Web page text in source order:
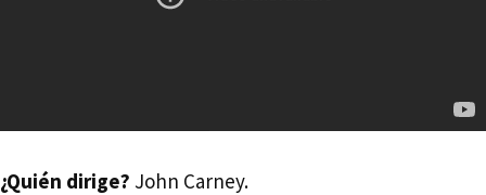
¿Quién dirige? John Carney.